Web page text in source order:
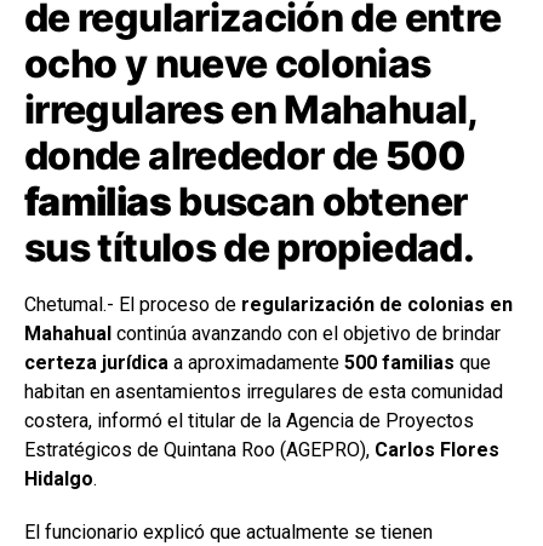
de regularización de entre
ocho y nueve colonias
irregulares en Mahahual,
donde alrededor de500
familiasbuscan obtener
sus títulos de propiedad.
Chetumal.- El proceso de regularización de colonias en
Mahahual continúa avanzando con el objetivo de brindar
certeza jurídica a aproximadamente 500 familias que
habitan en asentamientos irregulares de esta comunidad
costera, informó el titular de la Agencia de Proyectos
Estratégicos de Quintana Roo (AGEPRO), Carlos Flores
Hidalgo.
El funcionario explicó que actualmente se tienen